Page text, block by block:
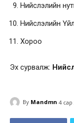
Нийслэлийн
Нийслэлийн
Хороо
Эх сурвалж:
By Mandmn 4 сар